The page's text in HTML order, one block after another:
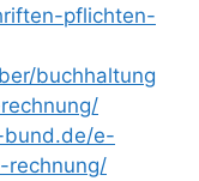
pflichten-
buchhaltung
e-
rechnung/